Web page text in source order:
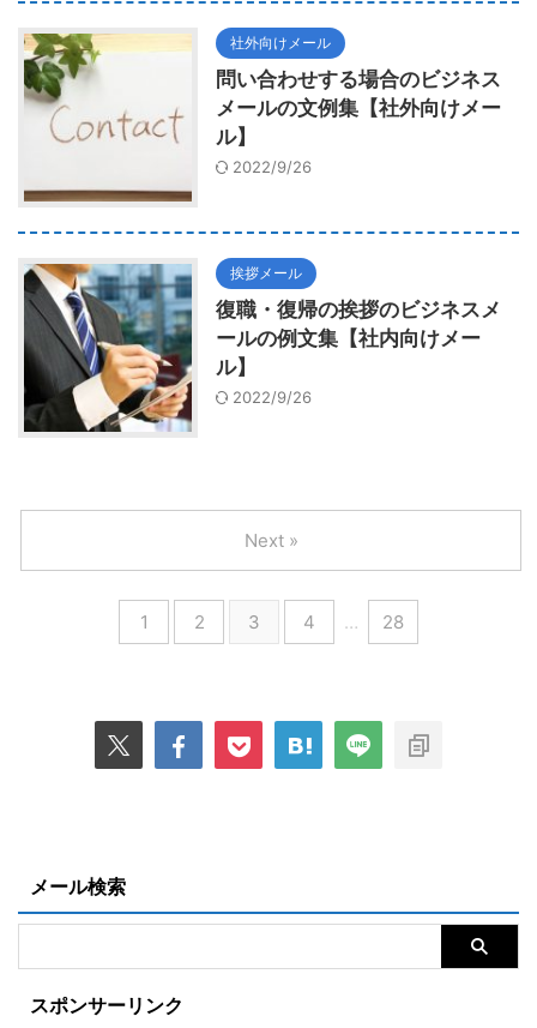
社外向けメール
問い合わせする場合のビジネス
メールの文例集【社外向けメー
ル】
2022/9/26
挨拶メール
復職・復帰の挨拶のビジネスメ
ールの例文集【社内向けメー
ル】
2022/9/26
1 2 3 4 … 28
Next »
メール検索
スポンサーリンク